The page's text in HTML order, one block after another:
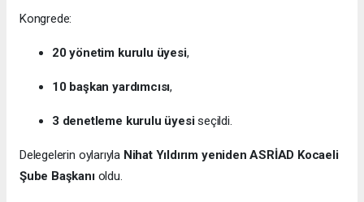
Kongrede:
20 yönetim kurulu üyesi,
10 başkan yardımcısı,
3 denetleme kurulu üyesiseçildi.
Delegelerin oylarıyla Nihat Yıldırım yeniden ASRİAD Kocaeli
Şube Başkanıoldu.